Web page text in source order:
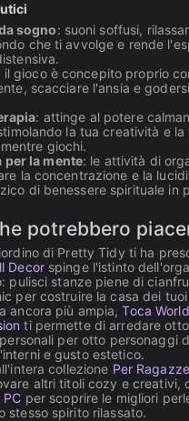
sogno: suoni soffusi,
che ti avvolge e rende
il gioco è concepito proprio
scacciare l'ansia e
: attinge al potere
la tua creatività e la
giochi.
per la mente: le attività di
la concentrazione e la
di benessere spirituale in
potrebbero
di Pretty Tidy ti ha
Decorspinge l'istinto
pulisci stanze piene di
per costruire la casa dei
ancora più ampia,Toca
ti permette di arredare
per otto personaggi
e gusto estetico.
collezione Per Ragazze
altri titoli cozy e creativi,
PC per scoprire le migliori
stesso spirito rilassato.